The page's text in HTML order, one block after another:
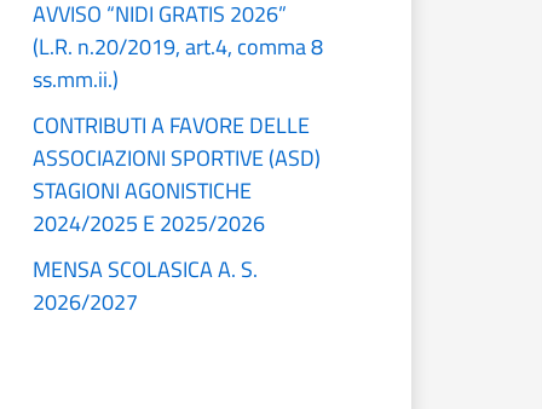
AVVISO “NIDI GRATIS 2026”
(L.R. n.20/2019, art.4, comma 8
ss.mm.ii.)
CONTRIBUTI A FAVORE DELLE
ASSOCIAZIONI SPORTIVE (ASD)
STAGIONI AGONISTICHE
2024/2025 E 2025/2026
MENSA SCOLASICA A. S.
2026/2027